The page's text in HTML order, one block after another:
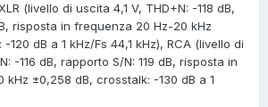
(livello di uscita 4,1 V, THD+N: -118 dB,
risposta in frequenza 20 Hz-20 kHz
120 dB a 1 kHz/Fs 44,1 kHz), RCA (livello di
-116 dB, rapporto S/N: 119 dB, risposta in
±0,258 dB, crosstalk: -130 dB a 1